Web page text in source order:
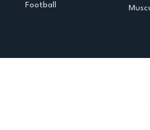
Football